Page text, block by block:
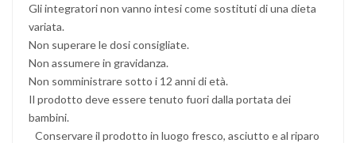
Gli integratori non vanno intesi come sostituti di una dieta
variata.
Non superare le dosi consigliate.
Non assumere in gravidanza.
Non somministrare sotto i 12 anni di età.
Il prodotto deve essere tenuto fuori dalla portata dei
bambini.
Conservare il prodotto in luogo fresco, asciutto e al riparo